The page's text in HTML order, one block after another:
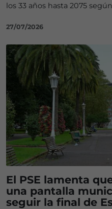
los 33 años hasta 2075
27/07/2026
El PSE lamenta
una pantalla
seguir la final de